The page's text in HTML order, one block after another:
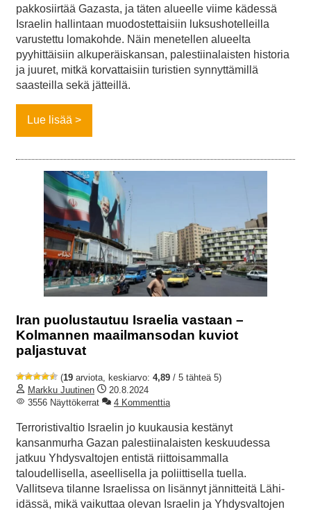
pakkosiirtää Gazasta, ja täten alueelle viime kädessä
Israelin hallintaan muodostettaisiin luksushotelleilla
varustettu lomakohde. Näin menetellen alueelta
pyyhittäisiin alkuperäiskansan, palestiinalaisten historia
ja juuret, mitkä korvattaisiin turistien synnyttämillä
saasteilla sekä jätteillä.
Lue lisää
Iran puolustautuu Israelia vastaan –
Kolmannen maailmansodan kuviot
paljastuvat
(19 arviota, keskiarvo: 4,89 / 5 tähteä 5)
Markku Juutinen
20.8.2024
3556 Näyttökerrat
4 Kommenttia
Terroristivaltio Israelin jo kuukausia kestänyt
kansanmurha Gazan palestiinalaisten keskuudessa
jatkuu Yhdysvaltojen entistä riittoisammalla
taloudellisella, aseellisella ja poliittisella tuella.
Vallitseva tilanne Israelissa on lisännyt jännitteitä Lähi-
idässä, mikä vaikuttaa olevan Israelin ja Yhdysvaltojen